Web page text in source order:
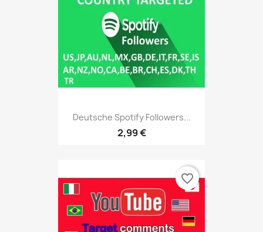
Deutsche Spotify Followers...
2,99 €
favorite_border